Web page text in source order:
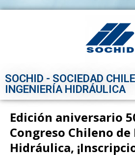
SOCHID - SOCIEDAD
INGENIERÍA HIDRÁULICA
Edición aniversario
Congreso Chileno
Hidráulica,